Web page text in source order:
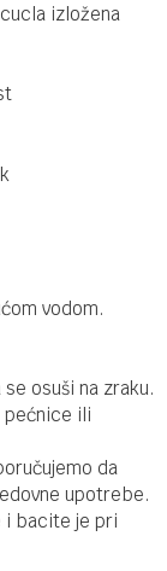
izložena
vodom.
osuši na zraku.
ili
da
upotrebe.
i bacite je pri